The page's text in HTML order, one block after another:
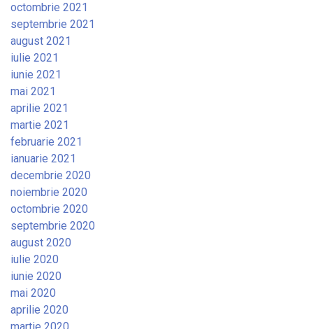
octombrie 2021
septembrie 2021
august 2021
iulie 2021
iunie 2021
mai 2021
aprilie 2021
martie 2021
februarie 2021
ianuarie 2021
decembrie 2020
noiembrie 2020
octombrie 2020
septembrie 2020
august 2020
iulie 2020
iunie 2020
mai 2020
aprilie 2020